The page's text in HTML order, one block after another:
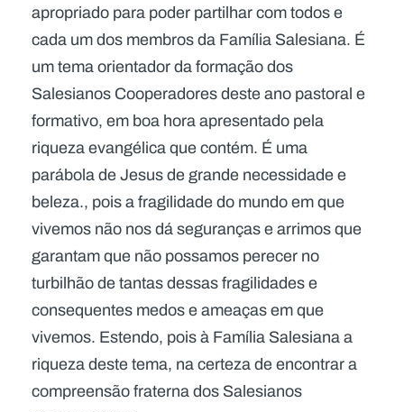
apropriado para poder partilhar com todos e
cada um dos membros da Família Salesiana. É
um tema orientador da formação dos
Salesianos Cooperadores deste ano pastoral e
formativo, em boa hora apresentado pela
riqueza evangélica que contém. É uma
parábola de Jesus de grande necessidade e
beleza., pois a fragilidade do mundo em que
vivemos não nos dá seguranças e arrimos que
garantam que não possamos perecer no
turbilhão de tantas dessas fragilidades e
consequentes medos e ameaças em que
vivemos. Estendo, pois à Família Salesiana a
riqueza deste tema, na certeza de encontrar a
compreensão fraterna dos Salesianos